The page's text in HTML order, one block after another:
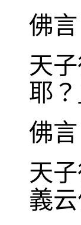
佛
天
耶？
佛
天
義云